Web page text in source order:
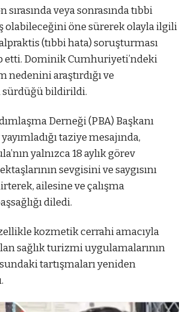
sırasında veya sonrasında tıbbi
olabileceğini öne sürerek olayla ilgili
(tıbbi hata) soruşturması
etti. Dominik Cumhuriyeti’ndeki
araştırdığı ve
sürdüğü bildirildi.
Derneği (PBA) Başkanı
taziye mesajında,
yalnızca 18 aylık görev
sevgisini ve saygısını
ailesine ve çalışma
diledi.
kozmetik cerrahi amacıyla
sağlık turizmi uygulamalarının
tartışmaları yeniden